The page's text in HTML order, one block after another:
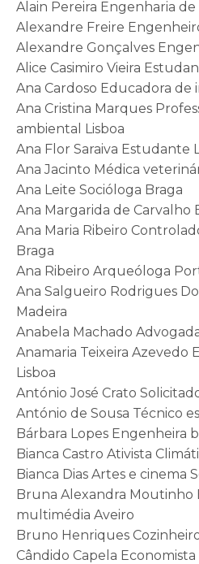
Alain Pereira Engenharia de
Alexandre Freire
Alexandre Gonçalves
Alice Casimiro Vieira
Ana Cardoso Educadora de
Ana Cristina Marques
ambiental Lisboa
Ana Flor Saraiva Estudante
Ana Jacinto Médica
Ana Leite Socióloga Braga
Ana Margarida de Carvalho
Ana Maria Ribeiro
Braga
Ana Ribeiro Arqueóloga
Ana Salgueiro Rodrigues
Madeira
Anabela Machado
Anamaria Teixeira Azevedo
Lisboa
António José Crato
António de Sousa Técnico
Bárbara Lopes Engenheira
Bianca Castro Ativista
Bianca Dias Artes e cinema
Bruna Alexandra Moutinho
multimédia Aveiro
Bruno Henriques
Cândido Capela Economista